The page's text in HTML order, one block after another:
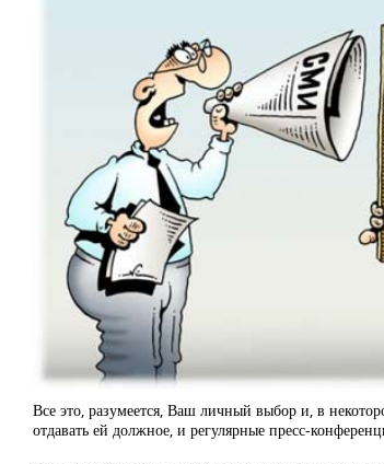
Все это, разумеется, Ваш личный выбор и, в
отдавать ей должное, и регулярные пресс-